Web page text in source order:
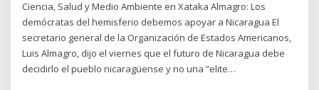
Ciencia, Salud y Medio Ambiente en Xataka Almagro: Los
demócratas del hemisferio debemos apoyar a Nicaragua El
secretario general de la Organización de Estados Americanos,
Luis Almagro, dijo el viernes que el futuro de Nicaragua debe
decidirlo el pueblo nicaragüense y no una “elite…